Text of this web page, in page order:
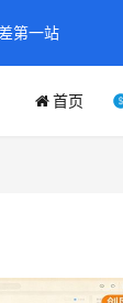
首页
第一站